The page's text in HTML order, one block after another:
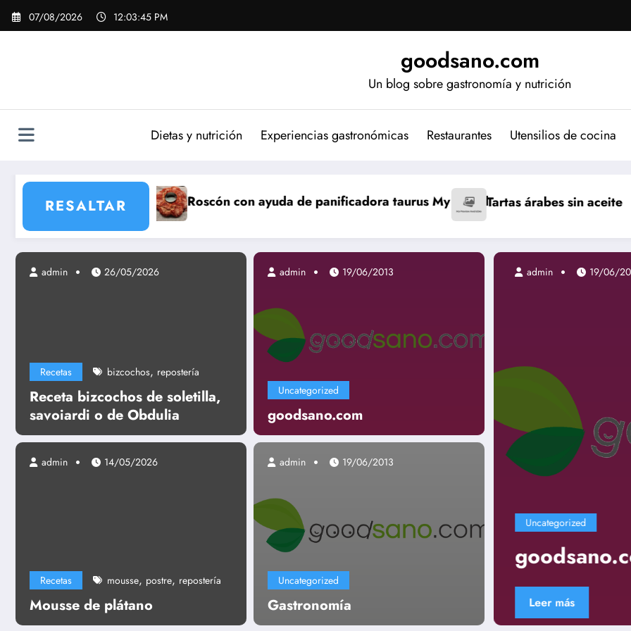
Saltar
07/08/2026 12:03:46 PM
goodsano.com
Un blog sobre gastronomía y nutrición
Dietas y nutrición Experiencias gastronómicas Restaurantes Utensilios de cocina
RESALTAR
Roscón con ayuda de panificadora taurus My BreadTartas árabes sin aceite Bizcocho
Recetas bizcochos, repostería
Receta bizcochos de soletilla,
savoiardi o de Obdulia
admin 26/05/2026
Recetas mousse, postre, repostería
Mousse de plátano
admin 14/05/2026
Uncategorized
goodsano.com
admin 19/06/2013
Uncategorized
Gastronomía
admin 19/06/2013
Leer más
admin 19/06/2013
Uncategorized
goodsano.com
Leer más
admin 19/06/2013